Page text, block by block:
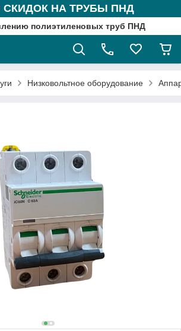
СКИДОК НА ТРУБЫ ПНД
полиэтиленовых труб ПНД
Низковольтное оборудование